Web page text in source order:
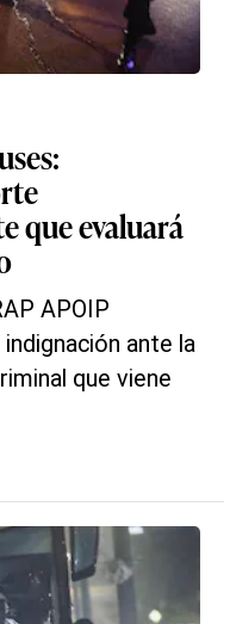
que evaluará
APOIP
ante la
que viene